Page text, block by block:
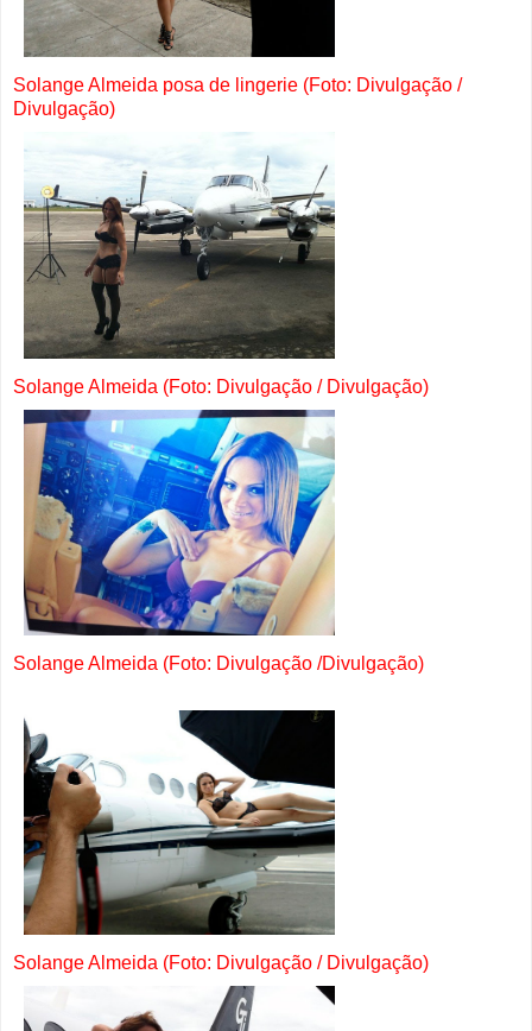
SolangeAlmeida posa de lingerie (Foto: Divulgação /
Divulgação)
Solange Almeida (Foto: Divulgação / Divulgação)
Solange Almeida (Foto: Divulgação /Divulgação)
Solange Almeida (Foto: Divulgação / Divulgação)